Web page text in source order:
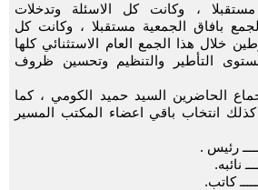
، وكانت كل الاسئلة وتدخلات
بافاق الجمعية مستقبلا ، وكانت كل
خلال هذا الجمع العام الاستثنائي كلها
التأطير والتنظيم وتحسين ظروف
الحاضرين السيد حميد الكومي ، كما
انتخاب باقي اعضاء المكتب المسير
رئيس .
نائبه.
كاتب.